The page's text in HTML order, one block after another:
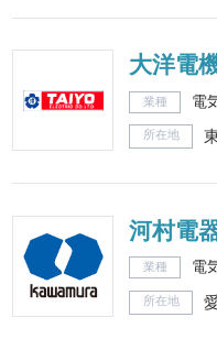
大洋電
業種 電
所在地
河村電
業種 電
所在地